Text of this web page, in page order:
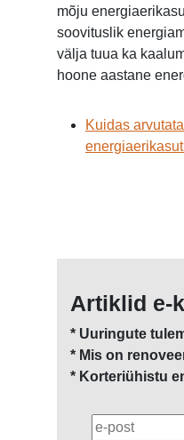
mõju
soovituslik
välja tuua ka
hoone aastane
Kuidas
Artiklid e-
* Uuringute
* Mis on
* Korteriühistu